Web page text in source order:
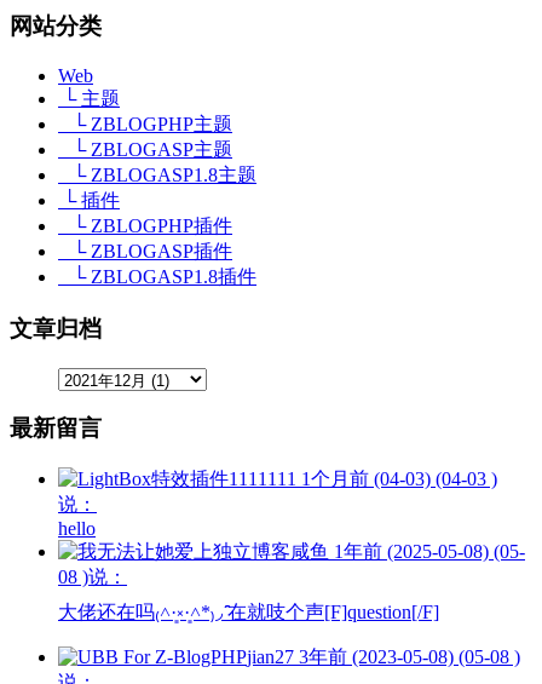
网站分类
Web
└ 主题
└ ZBLOGPHP主题
└ ZBLOGASP主题
└ ZBLOGASP1.8主题
└ 插件
└ ZBLOGPHP插件
└ ZBLOGASP插件
└ ZBLOGASP1.8插件
文章归档
最新留言
1111111 1个月前 (04-03) (04-03 )
说：
hello
咸鱼 1年前 (2025-05-08) (05-
08 )说：
大佬还在吗₍˄·͈༝·͈˄*₎◞ ̑̑在就吱个声[F]question[/F]
jian27 3年前 (2023-05-08) (05-08 )